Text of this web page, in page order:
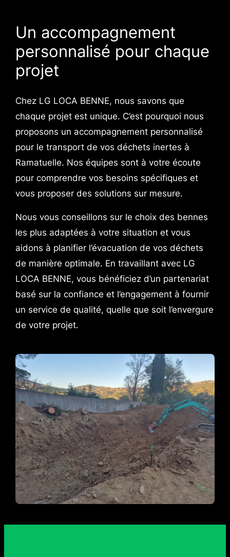
Un accompagnement
personnalisé pour chaque
projet
Chez LG LOCA BENNE, nous savons que
chaque projet est unique. C’est pourquoi nous
proposons un accompagnement personnalisé
pour le transport de vos déchets inertes à
Ramatuelle. Nos équipes sont à votre écoute
pour comprendre vos besoins spécifiques et
vous proposer des solutions sur mesure.
Nous vous conseillons sur le choix des bennes
les plus adaptées à votre situation et vous
aidons à planifier l’évacuation de vos déchets
de manière optimale. En travaillant avec LG
LOCA BENNE, vous bénéficiez d’un partenariat
basé sur la confiance et l’engagement à fournir
un service de qualité, quelle que soit l’envergure
de votre projet.